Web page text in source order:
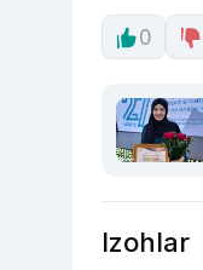
0
Izohlar